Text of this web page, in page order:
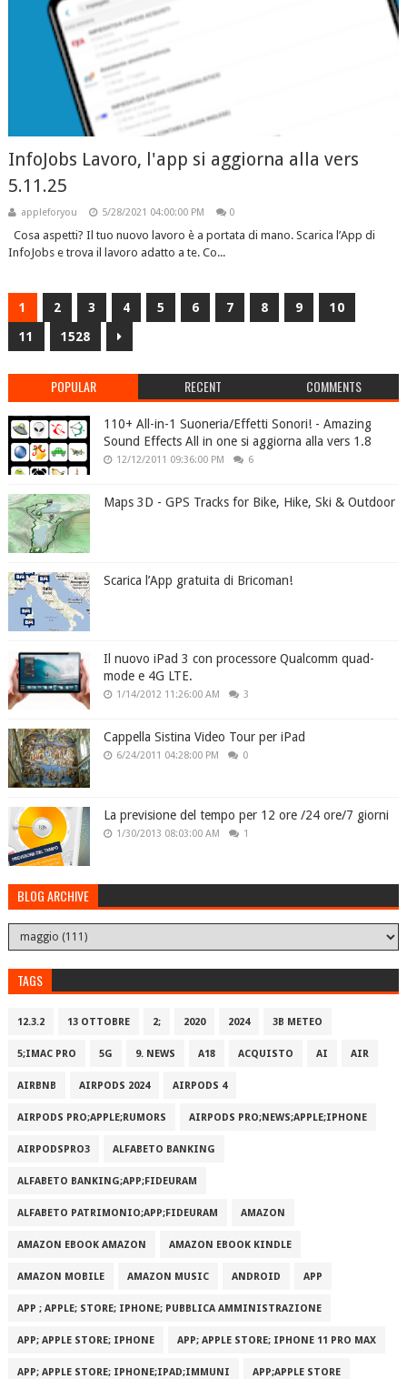
InfoJobs Lavoro, l'app si aggiorna alla vers
5.11.25
appleforyou 5/28/2021 04:00:00 PM 0
Cosa aspetti? Il tuo nuovo lavoro è a portata di mano. Scarica l’App di
InfoJobs e trova il lavoro adatto a te. Co...
1 2 3 4 5 6 7 8 9
10
11
1528
POPULAR RECENT COMMENTS
110+ All-in-1 Suoneria/Effetti Sonori! - Amazing
Sound Effects All in one si aggiorna alla vers 1.8
12/12/2011 09:36:00 PM 6
Maps 3D - GPS Tracks for Bike, Hike, Ski & Outdoor
Scarica l’App gratuita di Bricoman!
Il nuovo iPad 3 con processore Qualcomm quad-
mode e 4G LTE.
1/14/2012 11:26:00 AM 3
Cappella Sistina Video Tour per iPad
6/24/2011 04:28:00 PM 0
La previsione del tempo per 12 ore /24 ore/7 giorni
1/30/2013 08:03:00 AM 1
BLOG ARCHIVE
TAGS
12.3.2 13 OTTOBRE 2; 2020 2024 3B METEO
5;IMAC PRO 5G 9. NEWS A18 ACQUISTO AI AIR
AIRBNB AIRPODS 2024 AIRPODS 4
AIRPODS PRO;APPLE;RUMORS AIRPODS PRO;NEWS;APPLE;IPHONE
AIRPODSPRO3 ALFABETO BANKING
ALFABETO BANKING;APP;FIDEURAM
ALFABETO PATRIMONI‪O‬;APP;FIDEURAM AMAZON
AMAZON EBOOK AMAZON AMAZON EBOOK KINDLE
AMAZON MOBILE AMAZON MUSIC ANDROID APP
APP ; APPLE; STORE; IPHONE; PUBBLICA AMMINISTRAZIONE
APP; APPLE STORE; IPHONE APP; APPLE STORE; IPHONE 11 PRO MAX
APP; APPLE STORE; IPHONE;IPAD;IMMUNI APP;APPLE STORE